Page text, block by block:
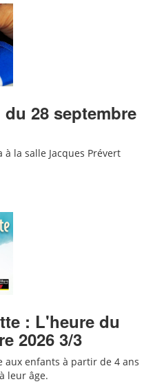
28 septembre
la salle Jacques Prévert
: L'heure du
2026 3/3
enfants à partir de 4 ans
à leur âge.